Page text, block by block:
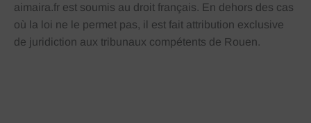
aimaira.fr est soumis au droit français. En dehors des cas
où la loi ne le permet pas, il est fait attribution exclusive
de juridiction aux tribunaux compétents de Rouen.